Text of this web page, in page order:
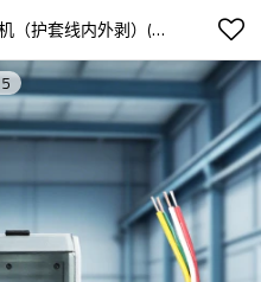
TR-603H 大平方电脑剥线机（护套线内外剥）(线径范围：0.75-30MM²）
5